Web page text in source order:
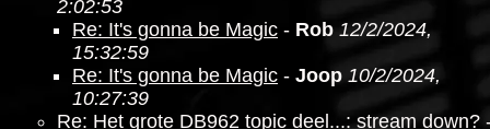
2:02:53
Re: It's gonna be Magic - Rob 12/2/2024,
15:32:59
Re: It's gonna be Magic - Joop 10/2/2024,
10:27:39
Re: Het grote DB962 topic deel...: stream down?